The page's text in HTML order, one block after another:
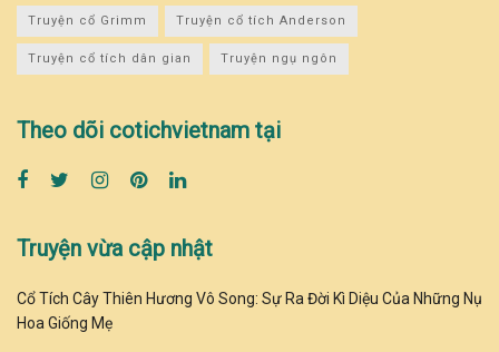
Truyện cổ Grimm Truyện cổ tích Anderson
Truyện cổ tích dân gian Truyện ngụ ngôn
Theo dõi cotichvietnam tại
Truyện vừa cập nhật
Cổ Tích Cây Thiên Hương Vô Song: Sự Ra Đời Kì Diệu Của Những Nụ
Hoa Giống Mẹ